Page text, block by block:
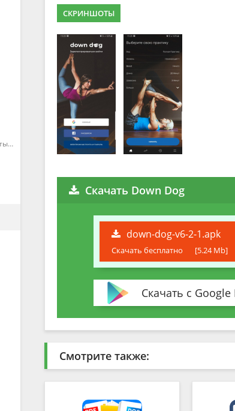
Мессенджеры и клиенты голосового общения
СКРИНШОТЫ
Скачать Down Dog
down-dog-v6-2-1.apk
Скачать бесплатно [5.24 Mb]
Скачать с Google
Смотрите также: